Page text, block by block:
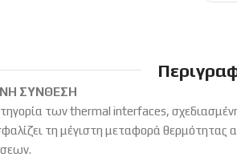
ΣΥΝΘΕΣΗ
των thermal interfaces,
τη μέγιστη μεταφορά θερμότητας